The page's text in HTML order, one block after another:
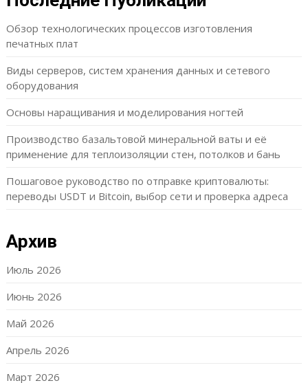
Обзор технологических процессов изготовления
печатных плат
Виды серверов, систем хранения данных и сетевого
оборудования
Основы наращивания и моделирования ногтей
Производство базальтовой минеральной ваты и её
применение для теплоизоляции стен, потолков и бань
Пошаговое руководство по отправке криптовалюты:
переводы USDT и Bitcoin, выбор сети и проверка адреса
Архив
Июль 2026
Июнь 2026
Май 2026
Апрель 2026
Март 2026